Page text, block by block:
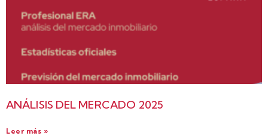
ANÁLISIS DEL MERCADO 2025
Leer más »